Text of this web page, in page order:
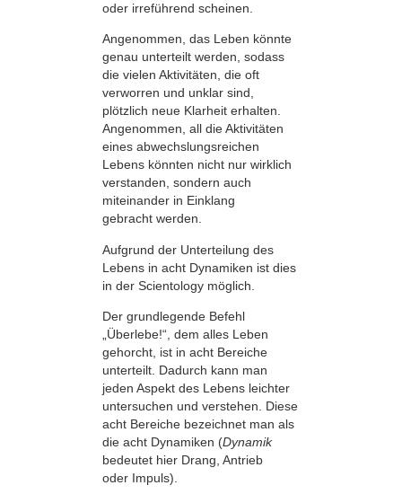
oder irreführend scheinen.
Angenommen, das Leben könnte
genau unterteilt werden, sodass
die vielen Aktivitäten, die oft
verworren und unklar sind,
plötzlich neue Klarheit erhalten.
Angenommen, all die Aktivitäten
eines abwechslungsreichen
Lebens könnten nicht nur wirklich
verstanden, sondern auch
miteinander in Einklang
gebracht werden.
Aufgrund der Unterteilung des
Lebens in acht Dynamiken ist dies
in der Scientology möglich.
Der grundlegende Befehl
„Überlebe!“, dem alles Leben
gehorcht, ist in acht Bereiche
unterteilt. Dadurch kann man
jeden Aspekt des Lebens leichter
untersuchen und verstehen. Diese
acht Bereiche bezeichnet man als
die acht Dynamiken (Dynamik
bedeutet hier Drang, Antrieb
oder Impuls).